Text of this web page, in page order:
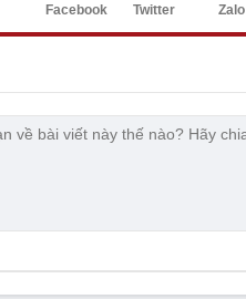
Facebook Twitter Zalo